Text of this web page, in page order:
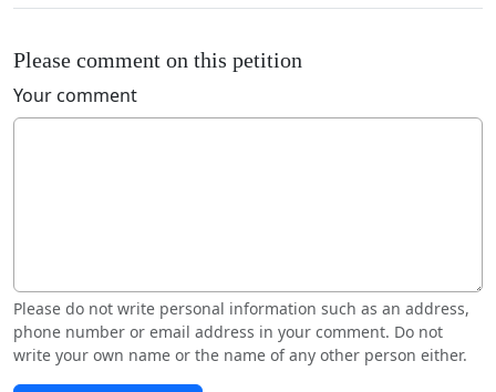
Please comment on this petition
Your comment
Please do not write personal information such as an address,
phone number or email address in your comment. Do not
write your own name or the name of any other person either.